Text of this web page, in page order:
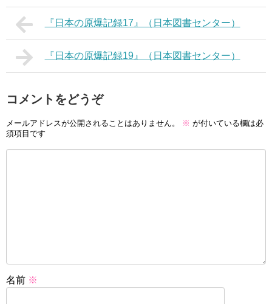
『日本の原爆記録17』（日本図書センター）
『日本の原爆記録19』（日本図書センター）
コメントをどうぞ
メールアドレスが公開されることはありません。 ※ が付いている欄は必
須項目です
名前 ※